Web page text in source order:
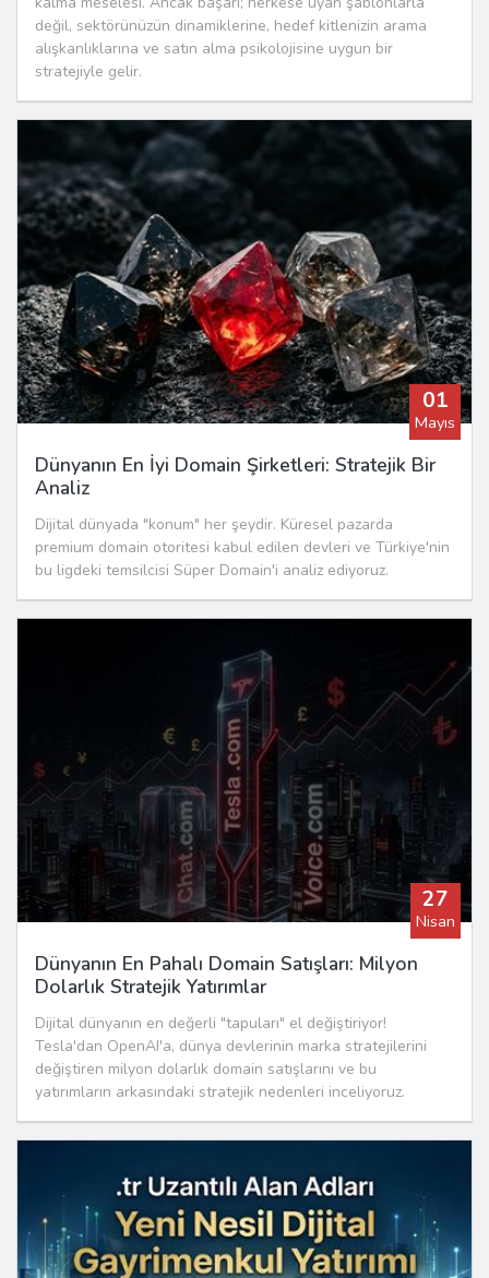
değil, sektörünüzün dinamiklerine, hedef kitlenizin arama
alışkanlıklarına ve satın alma psikolojisine uygun bir
stratejiyle gelir.
01
Mayıs
Dünyanın En İyi Domain Şirketleri: Stratejik Bir
Analiz
Dijital dünyada "konum" her şeydir. Küresel pazarda
premium domain otoritesi kabul edilen devleri ve Türkiye'nin
bu ligdeki temsilcisi Süper Domain'i analiz ediyoruz.
27
Nisan
Dünyanın En Pahalı Domain Satışları: Milyon
Dolarlık Stratejik Yatırımlar
Dijital dünyanın en değerli "tapuları" el değiştiriyor!
Tesla'dan OpenAI'a, dünya devlerinin marka stratejilerini
değiştiren milyon dolarlık domain satışlarını ve bu
yatırımların arkasındaki stratejik nedenleri inceliyoruz.